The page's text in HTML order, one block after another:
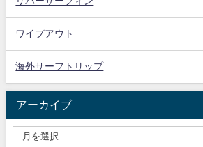
ワイプアウト
海外サーフトリップ
アーカイブ